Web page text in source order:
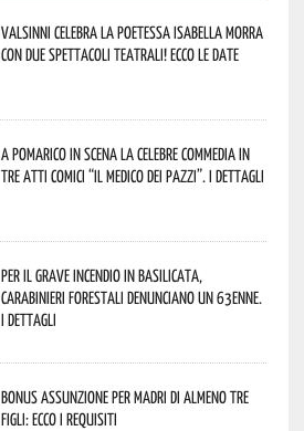
Valsinni celebra la poetessa Isabella Morra
con due spettacoli teatrali! Ecco le date
A Pomarico in scena la celebre commedia in
tre atti comici “Il medico dei pazzi”. I dettagli
Per il grave incendio in Basilicata,
Carabinieri forestali denunciano un 63enne.
I dettagli
Bonus assunzione per madri di almeno tre
figli: ecco i requisiti